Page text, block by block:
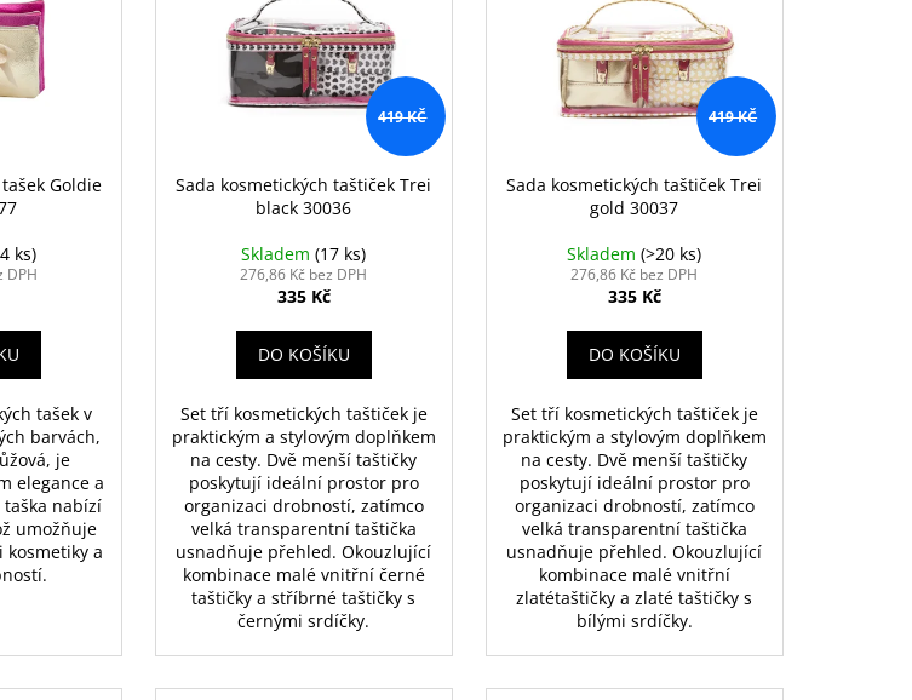
Goldie
ks)
DPH
tašek v
barvách,
je
elegance a
nabízí
umožňuje
kosmetiky a
419 KČ
Sada kosmetických taštiček Trei
black 30036
Skladem(17 ks)
276,86 Kč bez DPH
335 Kč
DO KOŠÍKU
Set tří kosmetických taštiček je
praktickým a stylovým doplňkem
na cesty. Dvě menší taštičky
poskytují ideální prostor pro
organizaci drobností, zatímco
velká transparentní taštička
usnadňuje přehled. Okouzlující
kombinace malé vnitřní černé
taštičky a stříbrné taštičky s
černými srdíčky.
419 KČ
Sada kosmetických taštiček Trei
gold 30037
Skladem(>20 ks)
276,86 Kč bez DPH
335 Kč
DO KOŠÍKU
Set tří kosmetických taštiček je
praktickým a stylovým doplňkem
na cesty. Dvě menší taštičky
poskytují ideální prostor pro
organizaci drobností, zatímco
velká transparentní taštička
usnadňuje přehled. Okouzlující
kombinace malé vnitřní
zlatétaštičky a zlaté taštičky s
bílými srdíčky.
89 Kč